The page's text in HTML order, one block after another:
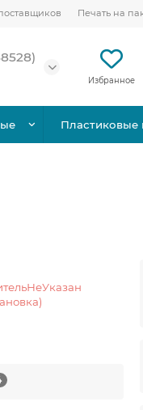
Печать на
Избранное
Пластиковые